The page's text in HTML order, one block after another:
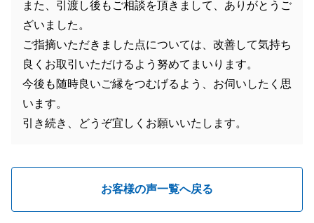
また、引渡し後もご相談を頂きまして、ありがとうご
ざいました。
ご指摘いただきました点については、改善して気持ち
良くお取引いただけるよう努めてまいります。
今後も随時良いご縁をつむげるよう、お伺いしたく思
います。
引き続き、どうぞ宜しくお願いいたします。
お客様の声一覧へ戻る